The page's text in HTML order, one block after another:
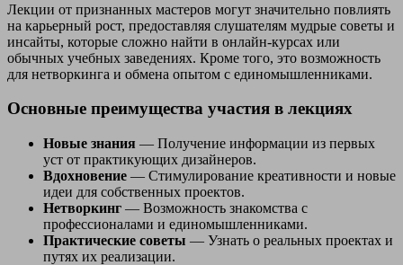
Лекции от признанных мастеров могут значительно повлиять
на карьерный рост, предоставляя слушателям мудрые советы и
инсайты, которые сложно найти в онлайн-курсах или
обычных учебных заведениях. Кроме того, это возможность
для нетворкинга и обмена опытом с единомышленниками.
Основные преимущества участия в лекциях
Новые знания — Получение информации из первых
уст от практикующих дизайнеров.
Вдохновение — Стимулирование креативности и новые
идеи для собственных проектов.
Нетворкинг — Возможность знакомства с
профессионалами и единомышленниками.
Практические советы — Узнать о реальных проектах и
путях их реализации.